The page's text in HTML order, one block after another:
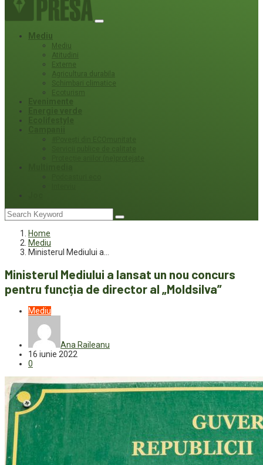
Mediu
Mediu
Atitudini
Externe
Agricultura durabila
Schimbari climatice
Ecoturism
Home
Mediu
Ministerul Mediului a…
Ministerul Mediului a lansat un nou concurs
pentru funcția de director al „Moldsilva”
Mediu
Ana Raileanu
16 iunie 2022
0